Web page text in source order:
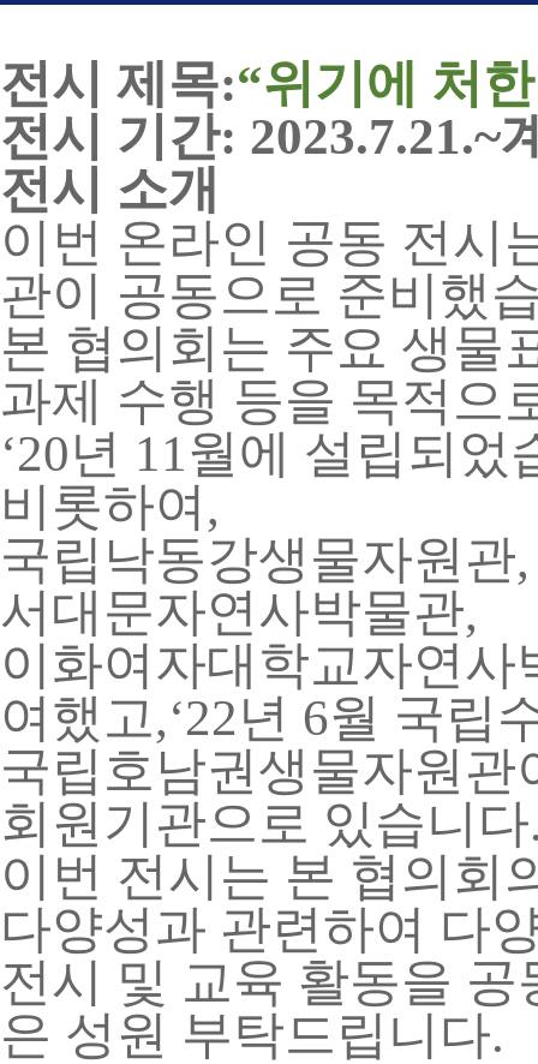
전시 제목:“위기에 처
전시 기간: 2023.7.21.~
전시 소개
이번 온라인 공동 전시
관이 공동으로 준비했
본 협의회는 주요 생물
과제 수행 등을 목적으
‘20년 11월에 설립되었
비롯하여 ,
국립낙동강생물자원관
서대문자연사박물관,
이화여자대학교자연사
여했고,‘22년 6월 국립
국립호남권생물자원
회원기관으로 있습니다
이번 전시는 본 협의회
다양성과 관련하여 다
전시 및 교육 활동을
은 성원 부탁드립니다.